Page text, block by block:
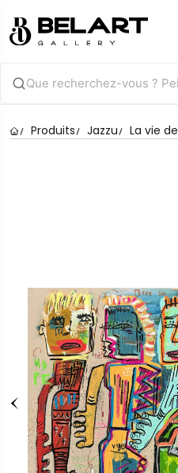
Produits Jazzu La vie